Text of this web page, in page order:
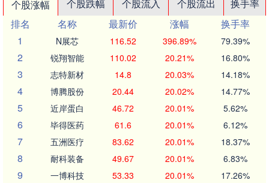
个股涨幅 个股跌幅 个股流入 个股流出
换手率
排名
名称 最新价 涨幅
换手率
1
N展芯 116.52 396.89% 79.39%
2 锐翔智能 110.02 20.21% 16.80%
3 志特新材 14.8 20.03% 14.18%
4 博腾股份 20.44 20.02% 14.77%
5 近岸蛋白 46.72 20.01% 5.62%
6 毕得医药 61.6 20.01% 6.12%
7 五洲医疗 83.62 20.01% 18.37%
8 耐科装备 49.67 20.01% 6.83%
9 一博科技 53.33 20.01% 17.26%